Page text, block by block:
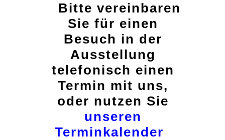
Bitte vereinbaren
Sie für einen
Besuch in der
Ausstellung
telefonisch einen
Termin mit uns,
oder nutzen Sie
unseren
Terminkalender